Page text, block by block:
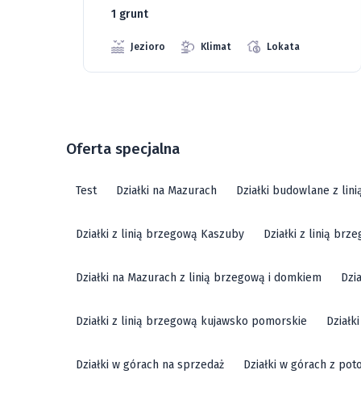
Oferta specjalna
Test Działki na Mazurach Działki budowlane z
Działki z linią brzegową Kaszuby Działki z linią
Działki na Mazurach z linią brzegową i domkiem
Działki z linią brzegową kujawsko pomorskie
Działki w górach na sprzedaż Działki w górach z